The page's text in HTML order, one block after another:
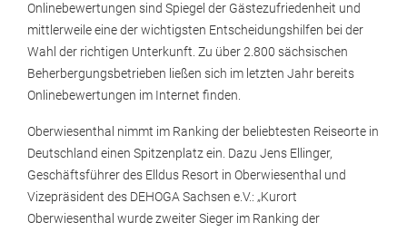
Onlinebewertungen sind Spiegel der Gästezufriedenheit und
mittlerweile eine der wichtigsten Entscheidungshilfen bei der
Wahl der richtigen Unterkunft. Zu über 2.800 sächsischen
Beherbergungsbetrieben ließen sich im letzten Jahr bereits
Onlinebewertungen im Internet finden.
Oberwiesenthal nimmt im Ranking der beliebtesten Reiseorte in
Deutschland einen Spitzenplatz ein. Dazu Jens Ellinger,
Geschäftsführer des Elldus Resort in Oberwiesenthal und
Vizepräsident des DEHOGA Sachsen e.V.: „Kurort
Oberwiesenthal wurde zweiter Sieger im Ranking der